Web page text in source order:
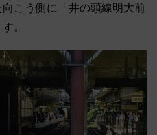
向こう側に「井の頭線明大前
。